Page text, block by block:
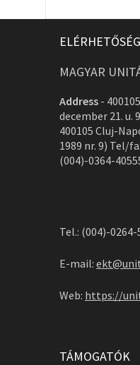
MAGYAR
Address -
december 21. u.
400105 Cluj-
1989 nr. 9) Tel/
(004)-0364-
Tel.: (004)-0264-
E-mail:
Web: https://
TÁMOGATÓK